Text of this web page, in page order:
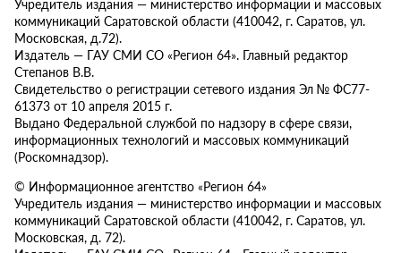
коммуникаций Саратовской области (410042, г. Саратов, ул.
Московская, д.72).
Издатель — ГАУ СМИ СО «Регион 64». Главный редактор
Степанов В.В.
Свидетельство о регистрации сетевого издания Эл № ФС77-
61373 от 10 апреля 2015 г.
Выдано Федеральной службой по надзору в сфере связи,
информационных технологий и массовых коммуникаций
(Роскомнадзор).
© Информационное агентство «Регион 64»
Учредитель издания — министерство информации и массовых
коммуникаций Саратовской области (410042, г. Саратов, ул.
Московская, д. 72).